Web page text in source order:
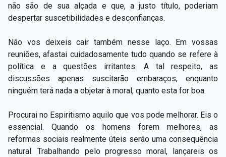
não são de sua alçada e que, a justo título, poderiam
despertar suscetibilidades e desconfianças.
Não vos deixeis cair também nesse laço. Em vossas
reuniões, afastai cuidadosamente tudo quando se refere à
política e a questões irritantes. A tal respeito, as
discussões apenas suscitarão embaraços, enquanto
ninguém terá nada a objetar à moral, quanto esta for boa.
Procurai no Espiritismo aquilo que vos pode melhorar. Eis o
essencial. Quando os homens forem melhores, as
reformas sociais realmente úteis serão uma consequência
natural. Trabalhando pelo progresso moral, lançareis os